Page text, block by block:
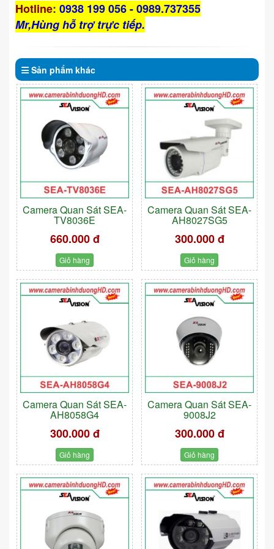
Hotline: 0938 199 056 - 0989.737355
Mr,Hùng hỗ trợ trực tiếp.
Sản phẩm khác
Camera Quan Sát SEA-
TV8036E
660.000 đ
Giỏ hàng
Camera Quan Sát SEA-
AH8027SG5
300.000 đ
Giỏ hàng
Camera Quan Sát SEA-
AH8058G4
300.000 đ
Giỏ hàng
Camera Quan Sát SEA-
9008J2
300.000 đ
Giỏ hàng